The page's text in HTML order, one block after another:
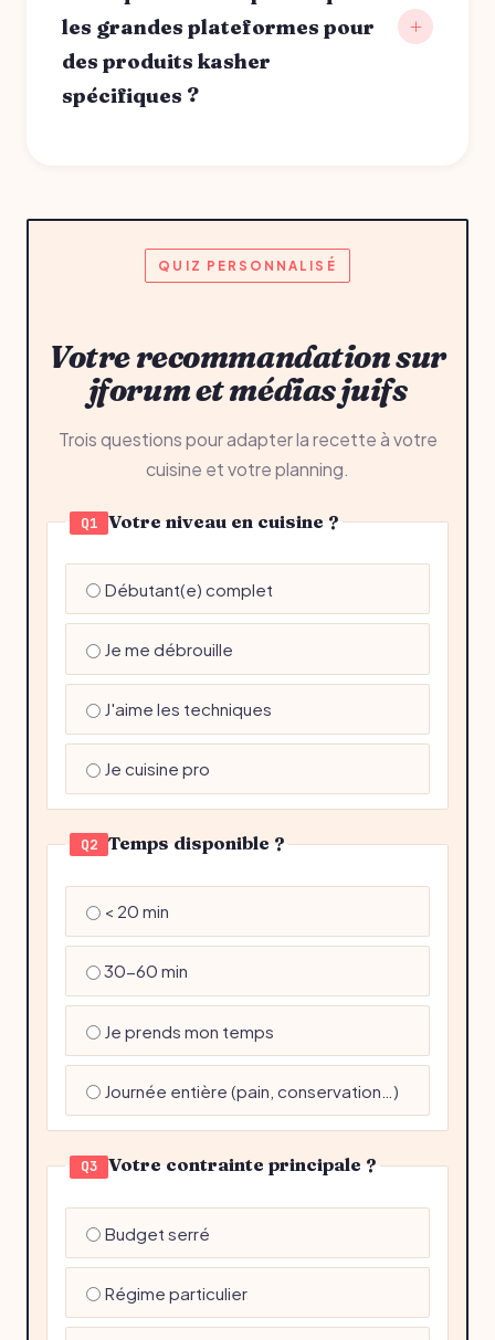
les grandes plateformes pour
des produits kasher
spécifiques ?
QUIZ PERSONNALISÉ
Votre recommandation sur
jforum et médias juifs
Trois questions pour adapter la recette à votre
cuisine et votre planning.
Q1 Votre niveau en cuisine ?
Débutant(e) complet
Je me débrouille
J'aime les techniques
Je cuisine pro
Q2 Temps disponible ?
< 20 min
30-60 min
Je prends mon temps
Journée entière (pain, conservation…)
Q3 Votre contrainte principale ?
Budget serré
Régime particulier